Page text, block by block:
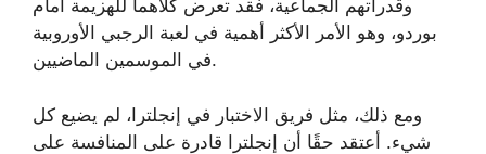
وقدراتهم الجماعية، فقد تعرض كلاهما للهزيمة أمام
بوردو، وهو الأمر الأكثر أهمية في لعبة الرجبي الأوروبية
في الموسمين الماضيين.
ومع ذلك، مثل فريق الاختبار في إنجلترا، لم يضيع كل
شيء. أعتقد حقًا أن إنجلترا قادرة على المنافسة على